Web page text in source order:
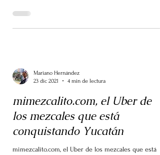
Mariano Hernández
23 dic 2021
4 min de lectura
mimezcalito.com, el Uber de
los mezcales que está
conquistando Yucatán
mimezcalito.com, el Uber de los mezcales que está